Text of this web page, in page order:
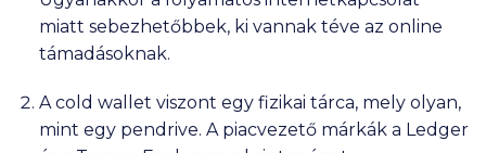
miatt sebezhetőbbek, ki vannak téve az online
támadásoknak.
A cold wallet viszont egy fizikai tárca, mely olyan,
mint egy pendrive. A piacvezető márkák a Ledger